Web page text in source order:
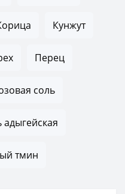
Кунжут
Перец
соль
адыгейская
тмин